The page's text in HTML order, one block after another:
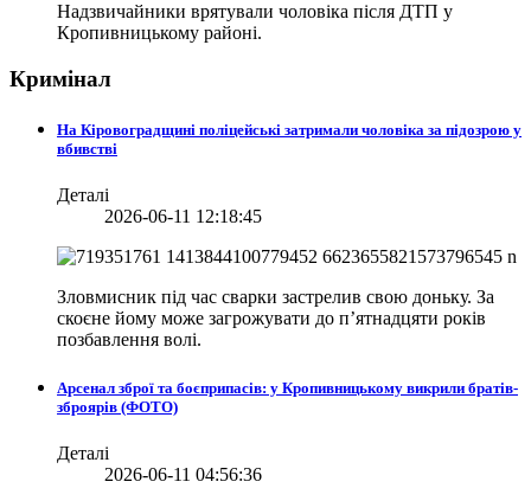
Надзвичайники врятували чоловіка після ДТП у
Кропивницькому районі.
Кримінал
На Кіровоградщині поліцейські затримали чоловіка за підозрою у
вбивстві
Деталі
2026-06-11 12:18:45
Зловмисник під час сварки застрелив свою доньку. За
скоєне йому може загрожувати до п’ятнадцяти років
позбавлення волі.
Арсенал зброї та боєприпасів: у Кропивницькому викрили братів-
зброярів (ФОТО)
Деталі
2026-06-11 04:56:36